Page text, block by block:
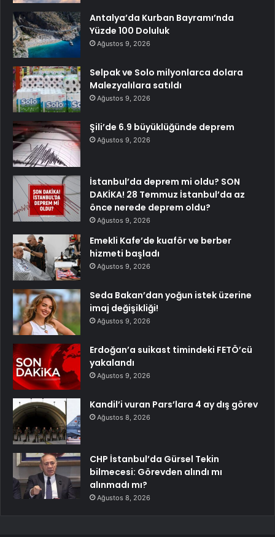
Antalya’da Kurban Bayramı’nda
Yüzde 100 Doluluk
Ağustos 9, 2026
Selpak ve Solo milyonlarca dolara
Malezyalılara satıldı
Ağustos 9, 2026
Şili’de 6.9 büyüklüğünde deprem
Ağustos 9, 2026
İstanbul’da deprem mi oldu? SON
DAKİKA! 28 Temmuz İstanbul’da az
önce nerede deprem oldu?
Ağustos 9, 2026
Emekli Kafe’de kuaför ve berber
hizmeti başladı
Ağustos 9, 2026
Seda Bakan’dan yoğun istek üzerine
imaj değişikliği!
Ağustos 9, 2026
Erdoğan’a suikast timindeki FETÖ’cü
yakalandı
Ağustos 9, 2026
Kandil’i vuran Pars’lara 4 ay dış görev
Ağustos 8, 2026
CHP İstanbul’da Gürsel Tekin
bilmecesi: Görevden alındı mı
alınmadı mı?
Ağustos 8, 2026